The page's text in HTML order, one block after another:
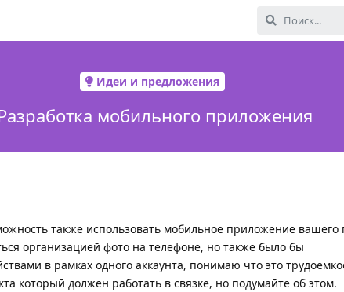
Идеи и предложения
мобильного приложения
также использовать мобильное приложение вашего
организацией фото на телефоне, но также было бы
в рамках одного аккаунта, понимаю что это
который должен работать в связке, но подумайте об этом.